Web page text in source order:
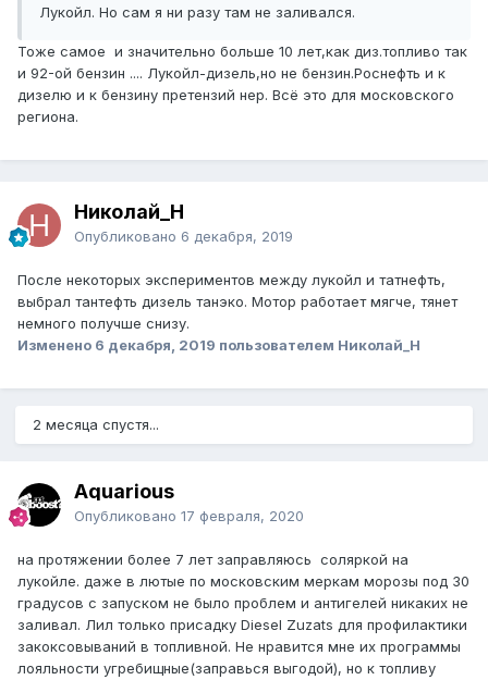
Лукойл. Но сам я ни разу там не заливался.
Тоже самое и значительно больше 10 лет,как диз.топливо так
и 92-ой бензин .... Лукойл-дизель,но не бензин.Роснефть и к
дизелю и к бензину претензий нер. Всё это для московского
региона.
Николай_Н
Опубликовано 6 декабря, 2019
После некоторых экспериментов между лукойл и татнефть,
выбрал тантефть дизель танэко. Мотор работает мягче, тянет
немного получше снизу.
Изменено 6 декабря, 2019 пользователем Николай_Н
2 месяца спустя...
Aquarious
Опубликовано 17 февраля, 2020
на протяжении более 7 лет заправляюсь соляркой на
лукойле. даже в лютые по московским меркам морозы под 30
градусов с запуском не было проблем и антигелей никаких не
заливал. Лил только присадку Diesel Zuzats для профилактики
закоксовываний в топливной. Не нравится мне их программы
лояльности угребищные(заправься выгодой), но к топливу